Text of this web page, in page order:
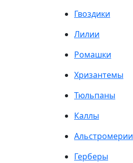
Гвоздики
Лилии
Ромашки
Хризантемы
Тюльпаны
Каллы
Альстромерии
Герберы